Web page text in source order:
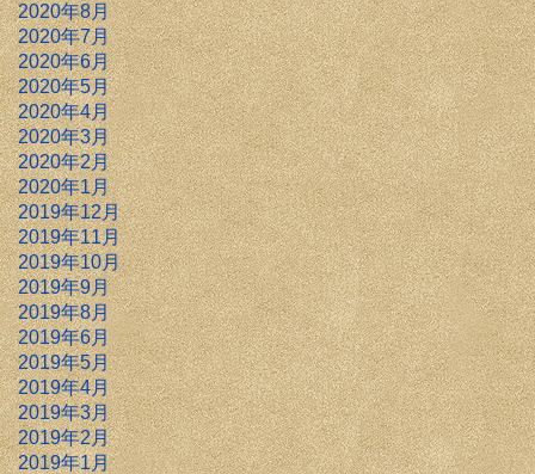
2020年8月
2020年7月
2020年6月
2020年5月
2020年4月
2020年3月
2020年2月
2020年1月
2019年12月
2019年11月
2019年10月
2019年9月
2019年8月
2019年6月
2019年5月
2019年4月
2019年3月
2019年2月
2019年1月